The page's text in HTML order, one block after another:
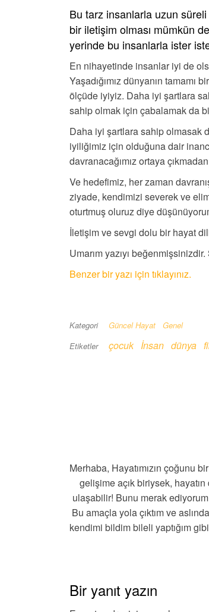
Bu tarz insanlarla uzun süreli
bir iletişim olması mümkün
yerinde bu insanlarla ister
En nihayetinde insanlar iyi de
Yaşadığımız dünyanın
ölçüde iyiyiz. Daha iyi şartlara
sahip olmak için çabalamak da
Daha iyi şartlara sahip olmasak
iyiliğimiz için olduğuna dair
davranacağımız ortaya
Ve hedefimiz, her zaman
ziyade, kendimizi severek ve
oturtmuş oluruz diye
İletişim ve sevgi dolu bir hayat
Umarım yazıyı
Benzer bir yazı için tıklayınız.
Kategori Güncel Hayat
Genel
Etiketler
çocuk İnsan dünya
Merhaba, Hayatımızın çoğunu
gelişime açık biriysek,
ulaşabilir! Bunu merak
Bu amaçla yola çıktım ve
kendimi bildim bileli yaptığım
Bir yanıt yazın